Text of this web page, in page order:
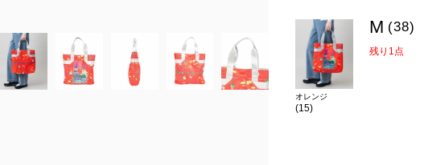
オレンジ
(15)
M (38)
残り1点